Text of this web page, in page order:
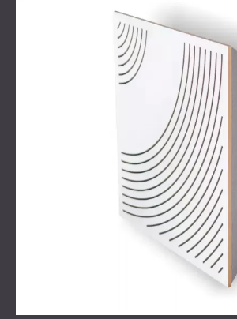
Projekt rozpoczął się od
zrozumienie potrzeb i oczekiwań
DECIBEL przeprowadziła symulacje
zidentyfikować najbardziej
pomieszczeniu. Wspólnie z klientem
odpowiednie materiały i uzgodnił, że
obejmie ścianę za głośnikami.
Wybrane rozwiązanie obejmowało
białych, drewnianych paneli WAVO,
zarówno pochłanianie dźwięku, jak i
Dostarczono wizualizacje projektu, aby
zwizualizować ostateczny wygląd.
drugiego etapu, obejmującego
jadalni, jako krok w przyszłości. Projekt
produkcją i precyzyjnym montażem
Rozwiązanie